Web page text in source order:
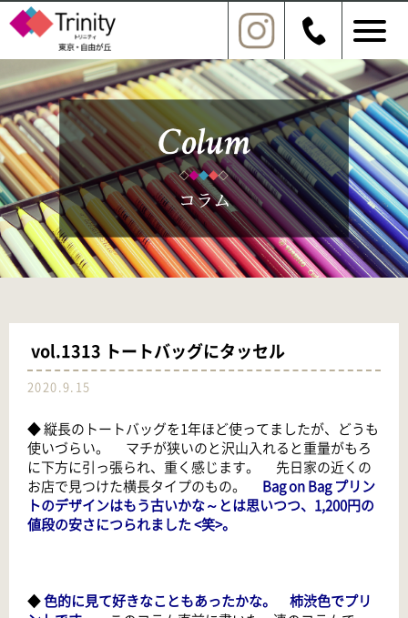
vol.1313 トートバッグにタッセル
2020.9.15
◆ 縦長のトートバッグを1年ほど使ってましたが、どうも
使いづらい。 マチが狭いのと沢山入れると重量がもろ
に下方に引っ張られ、重く感じます。 先日家の近くの
お店で見つけた横長タイプのもの。 Bag on Bag プリン
トのデザインはもう古いかな～とは思いつつ、1,200円の
値段の安さにつられました <笑>。
◆色的に見て好きなこともあったかな。 柿渋色でプリ